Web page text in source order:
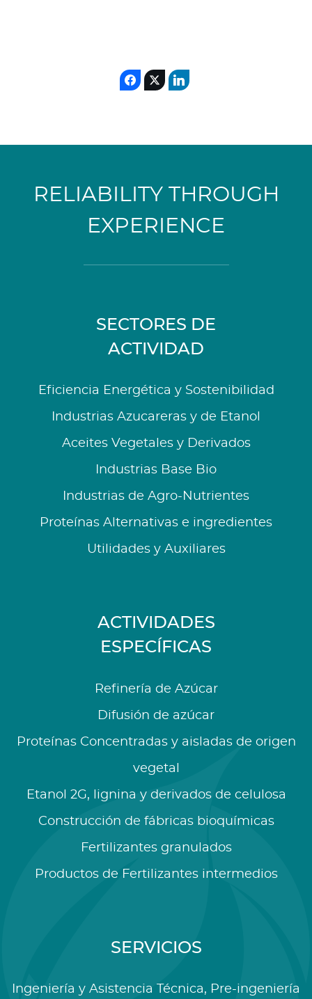
RELIABILITY THROUGH
EXPERIENCE
SECTORES DE
ACTIVIDAD
Eficiencia Energética y Sostenibilidad
Industrias Azucareras y de Etanol
Aceites Vegetales y Derivados
Industrias Base Bio
Industrias de Agro-Nutrientes
Proteínas Alternativas e ingredientes
Utilidades y Auxiliares
ACTIVIDADES
ESPECÍFICAS
Refinería de Azúcar
Difusión de azúcar
Proteínas Concentradas y aisladas de origen
vegetal
Etanol 2G, lignina y derivados de celulosa
Construcción de fábricas bioquímicas
Fertilizantes granulados
Productos de Fertilizantes intermedios
SERVICIOS
Ingeniería y Asistencia Técnica, Pre-ingeniería